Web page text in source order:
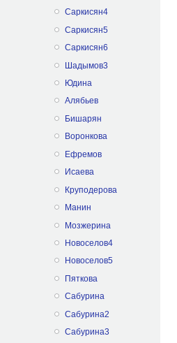
Саркисян4
Саркисян5
Саркисян6
Шадымов3
Юдина
Алябьев
Бишарян
Воронкова
Ефремов
Исаева
Круподерова
Манин
Мозжерина
Новоселов4
Новоселов5
Пяткова
Сабурина
Сабурина2
Сабурина3